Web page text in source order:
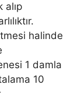
alıp
halinde
1 damla
10